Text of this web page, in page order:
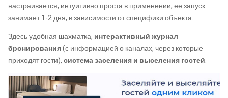
настраивается, интуитивно проста в применении, ее запуск
занимает 1-2 дня, в зависимости от специфики объекта.
Здесь удобная шахматка, интерактивный журнал
бронирования(с информацией о каналах, через которые
приходят гости),система заселения и выселения гостей.